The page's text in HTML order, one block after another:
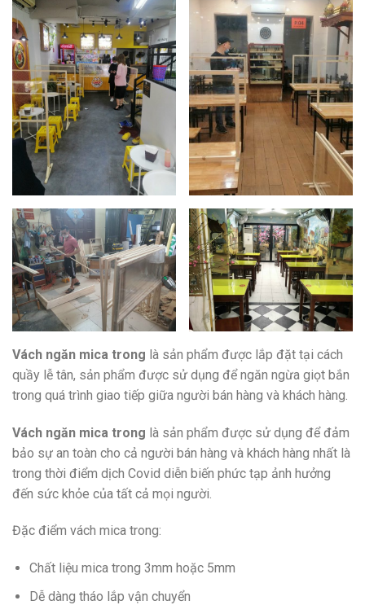
Vách ngăn mica trong là sản phẩm được lắp đặt tại cách
quầy lễ tân, sản phẩm được sử dụng để ngăn ngừa giọt bắn
trong quá trình giao tiếp giữa người bán hàng và khách hàng.
Vách ngăn mica trong là sản phẩm được sử dụng để đảm
bảo sự an toàn cho cả người bán hàng và khách hàng nhất là
trong thời điểm dịch Covid diễn biến phức tạp ảnh hưởng
đến sức khỏe của tất cả mọi người.
Đặc điểm vách mica trong:
Chất liệu mica trong 3mm hoặc 5mm
Dễ dàng tháo lắp vận chuyển